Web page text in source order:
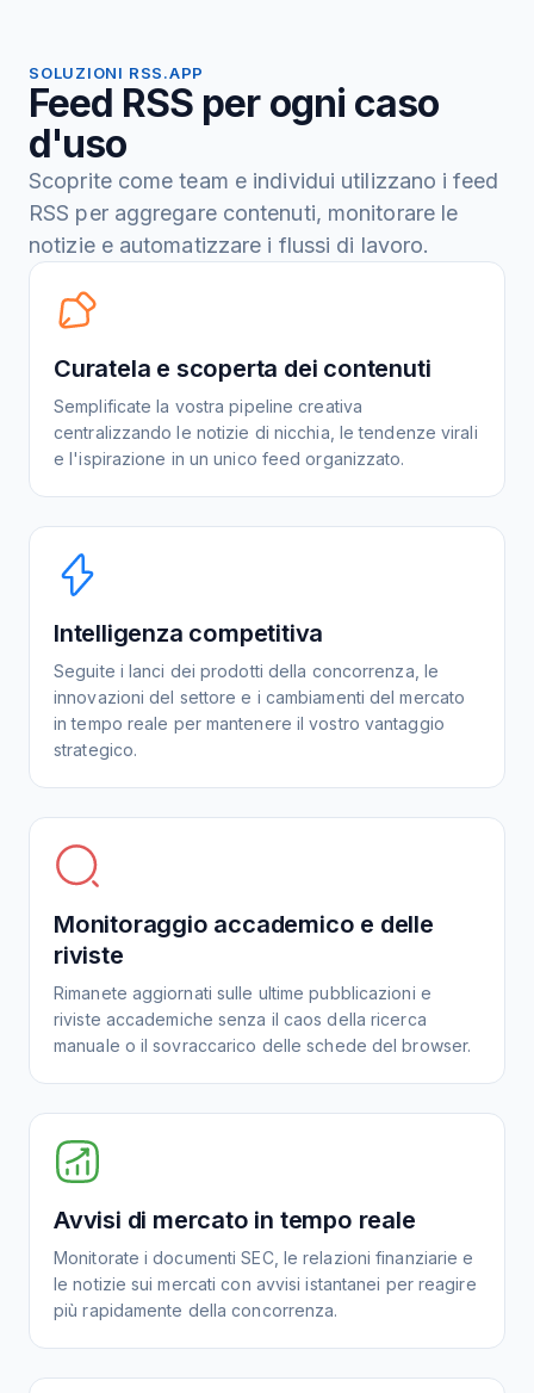
SOLUZIONI RSS.APP
Feed RSS per ogni caso
d'uso
Scoprite come team e individui utilizzano i feed
RSS per aggregare contenuti, monitorare le
notizie e automatizzare i flussi di lavoro.
Curatela e scoperta dei contenuti
Semplificate la vostra pipeline creativa
centralizzando le notizie di nicchia, le tendenze virali
e l'ispirazione in un unico feed organizzato.
Intelligenza competitiva
Seguite i lanci dei prodotti della concorrenza, le
innovazioni del settore e i cambiamenti del mercato
in tempo reale per mantenere il vostro vantaggio
strategico.
Monitoraggio accademico e delle
riviste
Rimanete aggiornati sulle ultime pubblicazioni e
riviste accademiche senza il caos della ricerca
manuale o il sovraccarico delle schede del browser.
Avvisi di mercato in tempo reale
Monitorate i documenti SEC, le relazioni finanziarie e
le notizie sui mercati con avvisi istantanei per reagire
più rapidamente della concorrenza.